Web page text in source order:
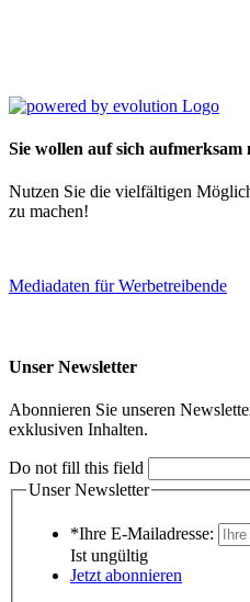
Sie wollen auf sich aufmerksam
Nutzen Sie die vielfältigen
zu machen!
Mediadaten für Werbetreibende
Unser Newsletter
Abonnieren Sie unseren
exklusiven Inhalten.
Do not fill this field
Unser Newsletter
*Ihre E-Mailadresse:
Ist ungültig
Jetzt abonnieren